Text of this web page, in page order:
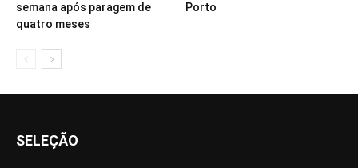
semana após paragem de
quatro meses
Porto
SELEÇÃO